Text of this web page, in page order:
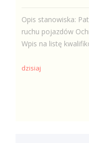
Opis stanowiska:
ruchu pojazdów
Wpis na listę
dzisiaj